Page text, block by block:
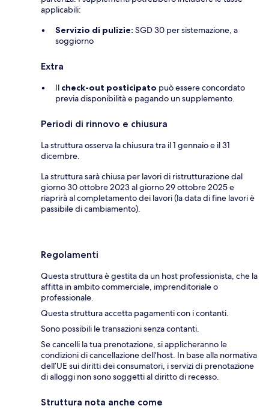
applicabili:
Servizio di pulizie: SGD 30 per sistemazione, a
soggiorno
Extra
Il check-out posticipato può essere concordato
previa disponibilità e pagando un supplemento.
Periodi di rinnovo e chiusura
La struttura osserva la chiusura tra il 1 gennaio e il 31
dicembre.
La struttura sarà chiusa per lavori di ristrutturazione dal
giorno 30 ottobre 2023 al giorno 29 ottobre 2025 e
riaprirà al completamento dei lavori (la data di fine lavori è
passibile di cambiamento).
Regolamenti
Questa struttura è gestita da un host professionista, che la
affitta in ambito commerciale, imprenditoriale o
professionale.
Questa struttura accetta pagamenti con i contanti.
Sono possibili le transazioni senza contanti.
Se cancelli la tua prenotazione, si applicheranno le
condizioni di cancellazione dell’host. In base alla normativa
dell’UE sui diritti dei consumatori, i servizi di prenotazione
di alloggi non sono soggetti al diritto di recesso.
Struttura nota anche come